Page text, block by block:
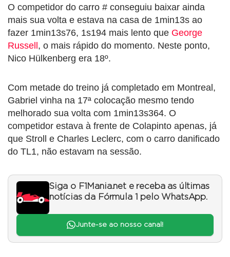
O competidor do carro # conseguiu baixar ainda
mais sua volta e estava na casa de 1min13s ao
fazer 1min13s76, 1s194 mais lento que George
Russell , o mais rápido do momento. Neste ponto,
Nico Hülkenberg era 18º.
Com metade do treino já completado em Montreal,
Gabriel vinha na 17ª colocação mesmo tendo
melhorado sua volta com 1min13s364. O
competidor estava à frente de Colapinto apenas, já
que Stroll e Charles Leclerc, com o carro danificado
do TL1, não estavam na sessão.
Siga o F1Mania.net e receba as últimas
notícias da Fórmula 1 pelo WhatsApp.
Junte-se ao nosso canal!